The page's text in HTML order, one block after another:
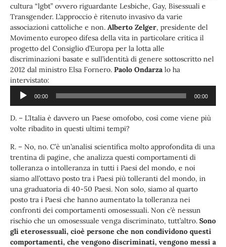
cultura “lgbt” ovvero riguardante Lesbiche, Gay, Bisessuali e
Transgender. L’approccio è ritenuto invasivo da varie
associazioni cattoliche e non. Alberto Zelger, presidente del
Movimento europeo difesa della vita in particolare critica il
progetto del Consiglio d’Europa per la lotta alle
discriminazioni basate e sull’identità di genere sottoscritto nel
2012 dal ministro Elsa Fornero. Paolo Ondarzalo ha
intervistato:
00:00 00:00
D. – L’Italia è davvero un Paese omofobo, così come viene più
volte ribadito in questi ultimi tempi?
R. – No, no. C’è un’analisi scientifica molto approfondita di una
trentina di pagine, che analizza questi comportamenti di
tolleranza o intolleranza in tutti i Paesi del mondo, e noi
siamo all’ottavo posto tra i Paesi più tolleranti del mondo, in
una graduatoria di 40-50 Paesi. Non solo, siamo al quarto
posto tra i Paesi che hanno aumentato la tolleranza nei
confronti dei comportamenti omosessuali. Non c’è nessun
rischio che un omosessuale venga discriminato, tutt’altro. Sono
gli eterosessuali, cioè persone che non condividono questi
comportamenti, che vengono discriminati, vengono messi a